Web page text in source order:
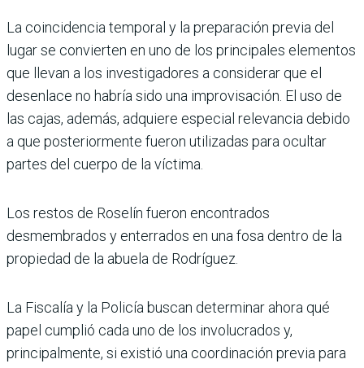
La coincidencia temporal y la preparación previa del
lugar se convierten en uno de los principales elementos
que llevan a los investigadores a considerar que el
desenlace no habría sido una improvisación. El uso de
las cajas, además, adquiere especial relevancia debido
a que posteriormente fueron utilizadas para ocultar
partes del cuerpo de la víctima.
Los restos de Roselín fueron encontrados
desmembrados y enterrados en una fosa dentro de la
propiedad de la abuela de Rodríguez.
La Fiscalía y la Policía buscan determinar ahora qué
papel cumplió cada uno de los involucrados y,
principalmente, si existió una coordinación previa para